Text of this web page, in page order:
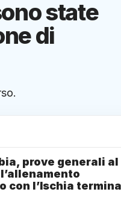
state
di
prove generali al
con l’Ischia termina